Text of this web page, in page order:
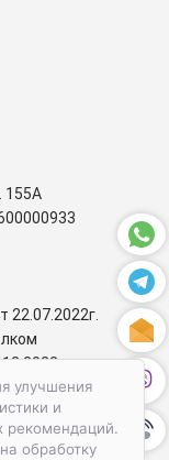
улучшения
и
рекомендаций.
обработку
155А
22.07.2022г.
по защите
района